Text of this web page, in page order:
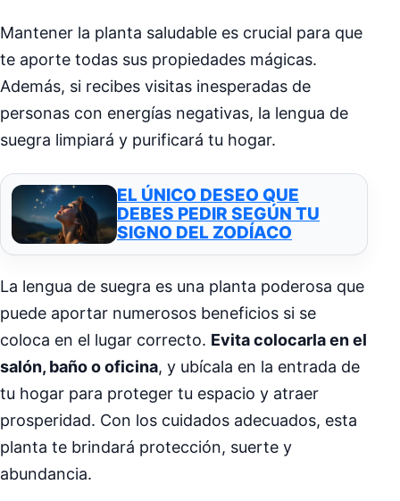
Mantener la planta saludable es crucial para que
te aporte todas sus propiedades mágicas.
Además, si recibes visitas inesperadas de
personas con energías negativas, la lengua de
suegra limpiará y purificará tu hogar.
EL ÚNICO DESEO QUE
DEBES PEDIR SEGÚN TU
SIGNO DEL ZODÍACO
La lengua de suegra es una planta poderosa que
puede aportar numerosos beneficios si se
coloca en el lugar correcto. Evita colocarla en el
salón, baño o oficina, y ubícala en la entrada de
tu hogar para proteger tu espacio y atraer
prosperidad. Con los cuidados adecuados, esta
planta te brindará protección, suerte y
abundancia.